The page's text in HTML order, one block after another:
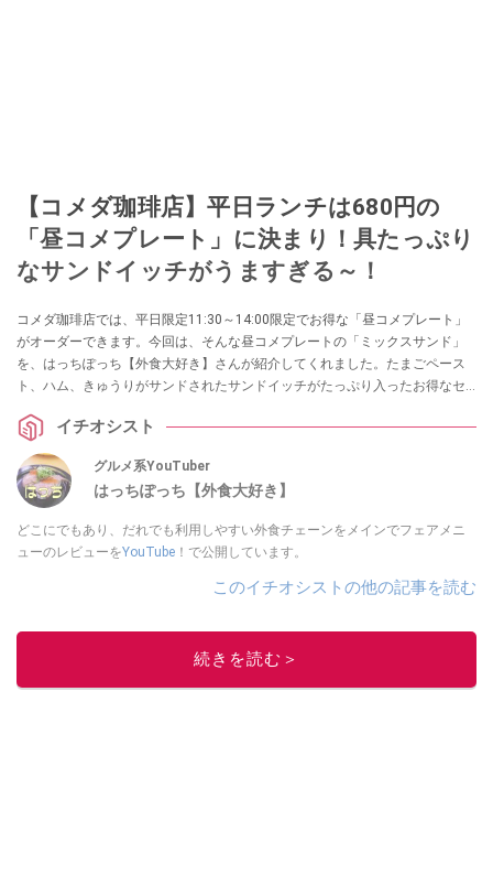
【コメダ珈琲店】平日ランチは680円の
「昼コメプレート」に決まり！具たっぷり
なサンドイッチがうますぎる～！
コメダ珈琲店では、平日限定11:30～14:00限定でお得な「昼コメプレート」
がオーダーできます。今回は、そんな昼コメプレートの「ミックスサンド」
を、はっちぽっち【外食大好き】さんが紹介してくれました。たまごペース
ト、ハム、きゅうりがサンドされたサンドイッチがたっぷり入ったお得なセ
イチオシスト
グルメ系YouTuber
はっちぽっち【外食大好き】
どこにでもあり、だれでも利用しやすい外食チェーンをメインでフェアメニ
ューのレビューをYouTube ！で公開しています。
このイチオシストの他の記事を読む
続きを読む＞